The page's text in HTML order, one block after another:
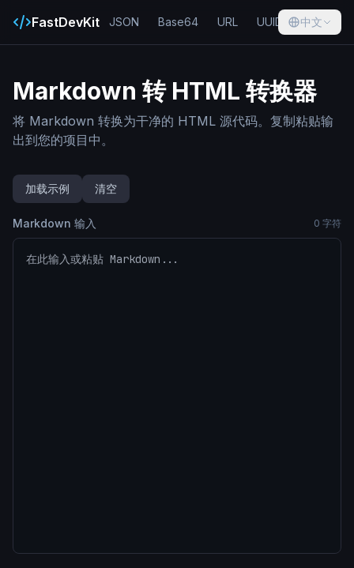
FastDevKit JSON Base64 URL UUID Hash
中文
Markdown 转 HTML 转换器
将 Markdown 转换为干净的 HTML 源代码。复制粘贴输
出到您的项目中。
加载示例 清空
Markdown 输入 0 字符